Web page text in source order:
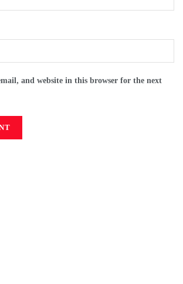
and website in this browser for the next